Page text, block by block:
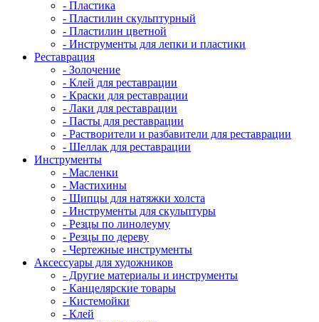
- Пластика
- Пластилин скульптурный
- Пластилин цветной
- Инструменты для лепки и пластики
Реставрация
- Золочение
- Клей для реставрации
- Краски для реставрации
- Лаки для реставрации
- Пасты для реставрации
- Растворители и разбавители для реставрации
- Шеллак для реставрации
Инструменты
- Масленки
- Мастихины
- Щипцы для натяжки холста
- Инструменты для скульптуры
- Резцы по линолеуму
- Резцы по дереву
- Чертежные инструменты
Аксессуары для художников
- Другие материалы и инструменты
- Канцелярские товары
- Кистемойки
- Клей